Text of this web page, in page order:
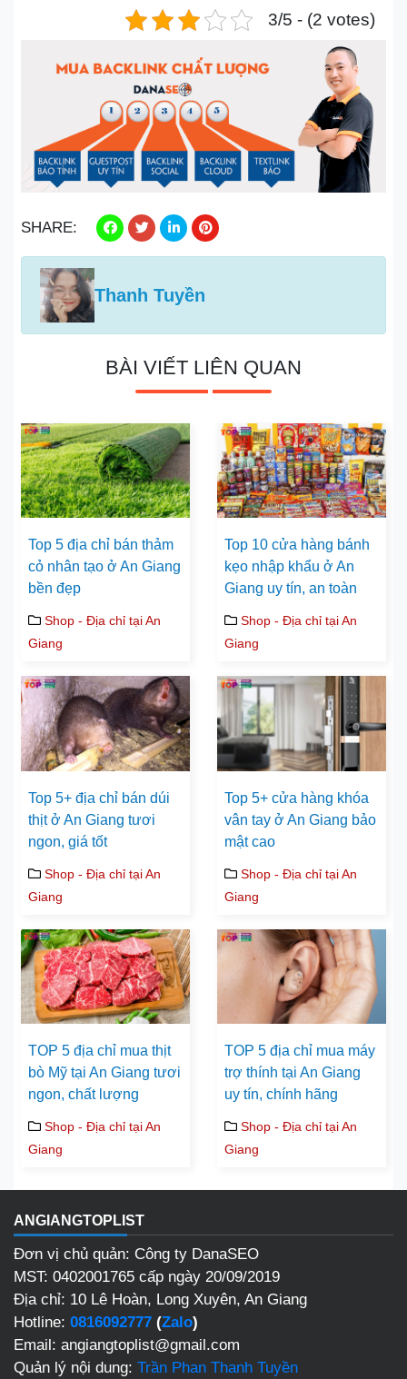
3/5 - (2 votes)
SHARE:
Thanh Tuyền
BÀI VIẾT LIÊN QUAN
Top 5 địa chỉ bán thảm
cỏ nhân tạo ở An Giang
bền đẹp
Shop - Địa chỉ tại An
Giang
Top 10 cửa hàng bánh
kẹo nhập khẩu ở An
Giang uy tín, an toàn
Shop - Địa chỉ tại An
Giang
Top 5+ địa chỉ bán dúi
thịt ở An Giang tươi
ngon, giá tốt
Shop - Địa chỉ tại An
Giang
Top 5+ cửa hàng khóa
vân tay ở An Giang bảo
mật cao
Shop - Địa chỉ tại An
Giang
TOP 5 địa chỉ mua thịt
bò Mỹ tại An Giang tươi
ngon, chất lượng
Shop - Địa chỉ tại An
Giang
TOP 5 địa chỉ mua máy
trợ thính tại An Giang
uy tín, chính hãng
Shop - Địa chỉ tại An
Giang
ANGIANGTOPLIST
Đơn vị chủ quản: Công ty DanaSEO
MST: 0402001765 cấp ngày 20/09/2019
Địa chỉ: 10 Lê Hoàn, Long Xuyên, An Giang
Hotline: 0816092777 (Zalo)
Email: angiangtoplist@gmail.com
Quản lý nội dung: Trần Phan Thanh Tuyền